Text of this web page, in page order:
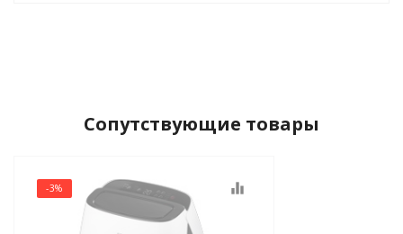
Сопутствующие товары
-3% equalizer